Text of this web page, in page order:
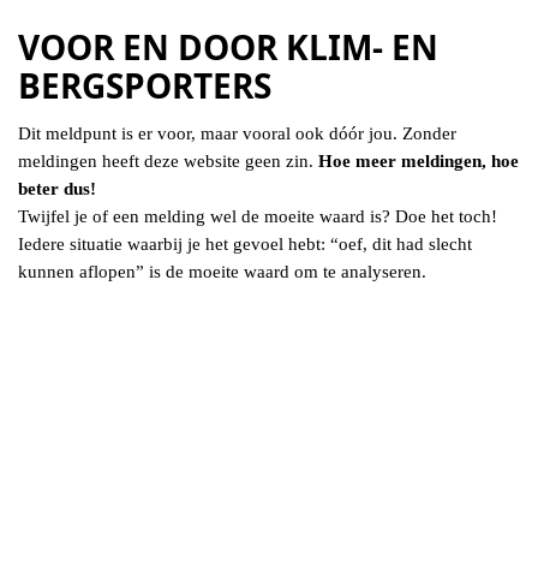
VOOR EN DOOR KLIM- EN
BERGSPORTERS
Dit meldpunt is er voor, maar vooral ook dóór jou. Zonder
meldingen heeft deze website geen zin. Hoe meer meldingen, hoe
beter dus!
Twijfel je of een melding wel de moeite waard is? Doe het toch!
Iedere situatie waarbij je het gevoel hebt: “oef, dit had slecht
kunnen aflopen” is de moeite waard om te analyseren.